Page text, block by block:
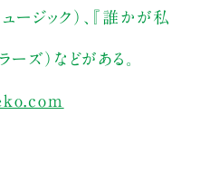
ージック）、『誰かが私
ーズ）などがある。